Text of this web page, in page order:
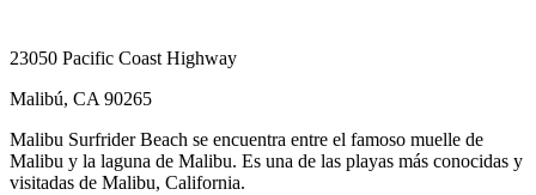
23050 Pacific Coast Highway
Malibú, CA 90265
Malibu Surfrider Beach se encuentra entre el famoso muelle de
Malibu y la laguna de Malibu. Es una de las playas más conocidas y
visitadas de Malibu, California.